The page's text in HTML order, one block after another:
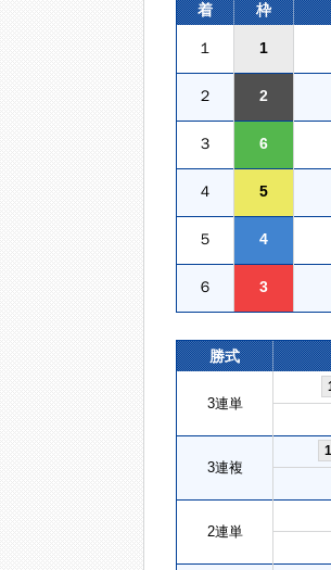
着 枠
１ 1
２ 2
３ 6
４ 5
５ 4
６ 3
勝式
3連単
3連複
1
2連単